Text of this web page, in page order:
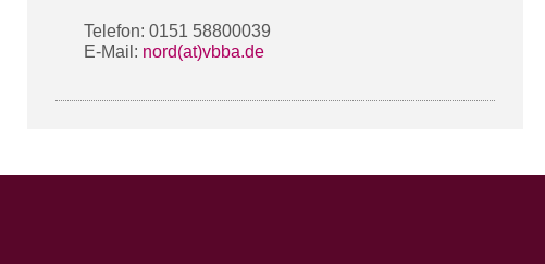
Telefon: 0151 58800039
E-Mail: nord(at)vbba.de